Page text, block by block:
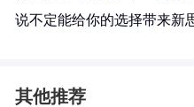
说不定能给你的选择带来新
其他推荐